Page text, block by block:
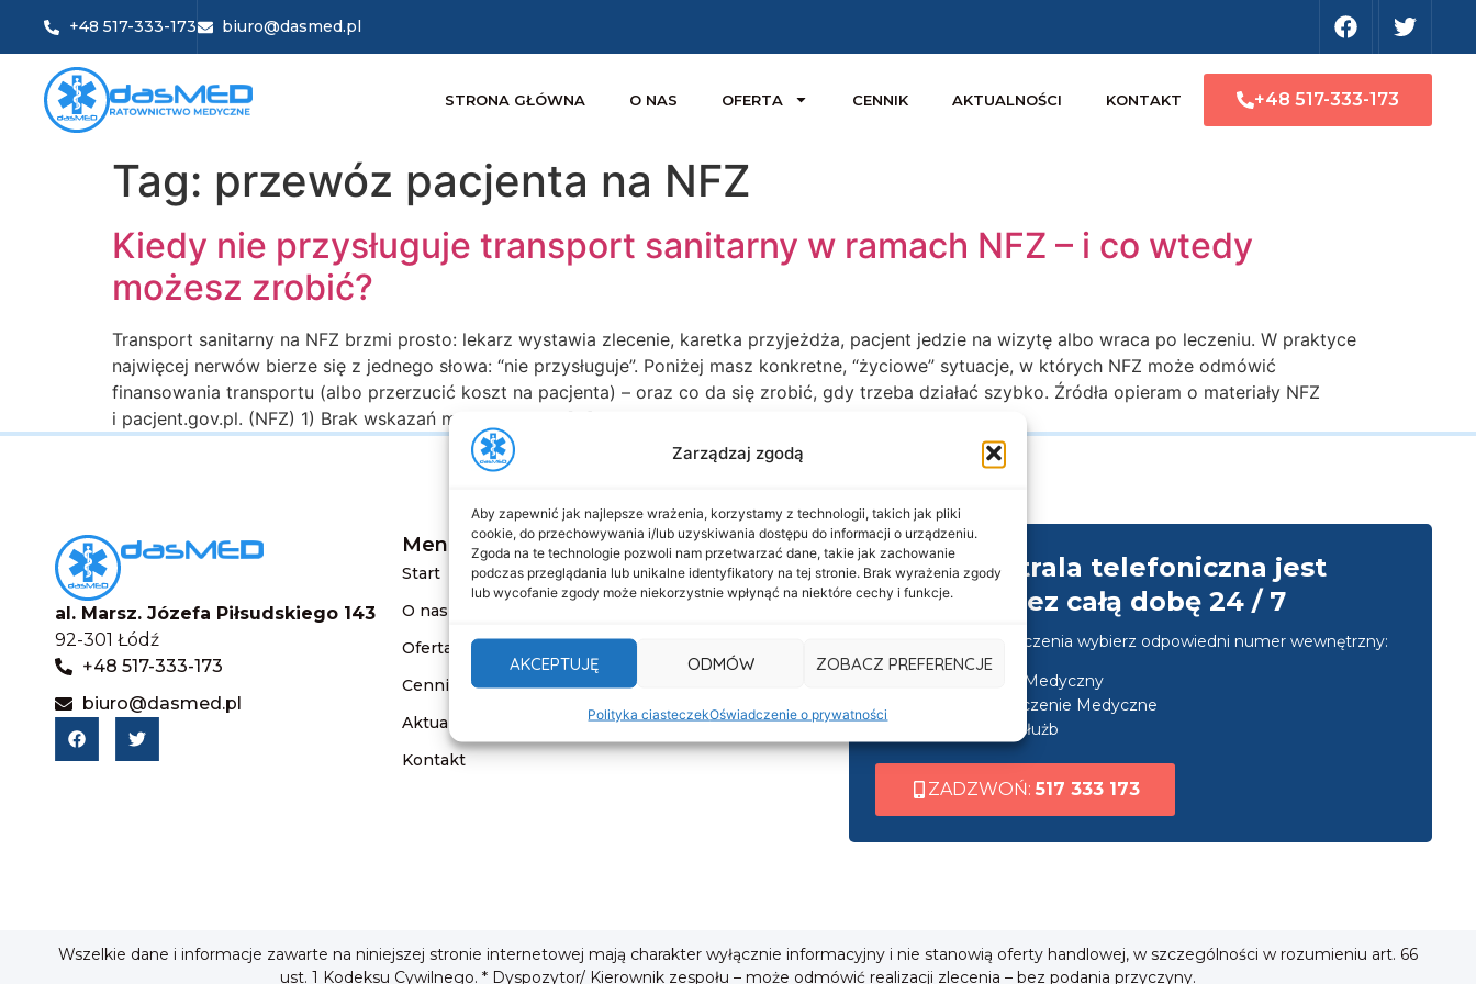
Zarządzaj zgodą
Aby zapewnić jak najlepsze wrażenia, korzystamy z technologii, takich jak pliki
cookie, do przechowywania i/lub uzyskiwania dostępu do informacji o urządzeniu.
Zgoda na te technologie pozwoli nam przetwarzać dane, takie jak zachowanie
podczas przeglądania lub unikalne identyfikatory na tej stronie. Brak wyrażenia zgody
lub wycofanie zgody może niekorzystnie wpłynąć na niektóre cechy i funkcje.
AKCEPTUJĘ ODMÓW ZOBACZ PREFERENCJE
Polityka ciasteczekOświadczenie o prywatności
+48 517-333-173 biuro@dasmed.pl
STRONA GŁÓWNA O NAS OFERTA CENNIK AKTUALNOŚCI KONTAKT +48 517-333-173
Tag: przewóz pacjenta na NFZ
Kiedy nie przysługuje transport sanitarny w ramach NFZ – i co wtedy
możesz zrobić?
Transport sanitarny na NFZ brzmi prosto: lekarz wystawia zlecenie, karetka przyjeżdża, pacjent jedzie na wizytę albo wraca po leczeniu. W praktyce
najwięcej nerwów bierze się z jednego słowa: “nie przysługuje”. Poniżej masz konkretne, “życiowe” sytuacje, w których NFZ może odmówić
finansowania transportu (albo przerzucić koszt na pacjenta) – oraz co da się zrobić, gdy trzeba działać szybko. Źródła opieram o materiały NFZ
i pacjent.gov.pl. (NFZ) 1) Brak wskazań medycznych – […]
al. Marsz. Józefa Piłsudskiego 143
92-301 Łódź
+48 517-333-173
biuro@dasmed.pl
Menu
Start
O nas
Oferta
Cennik
Aktualności
Kontakt
Informacje
Deklaracja dostępności
Polityka prywatności
Cookies
Nasza centrala telefoniczna jest
czynna przez całą dobę 24 / 7
Po nawiązaniu połączenia wybierz odpowiedni numer wewnętrzny:
wew. 1 ➜ Transport Medyczny
wew. 2 ➜ Zabezpieczenie Medyczne
wew. 3 ➜ Obsługa służb
ZADZWOŃ:517 333 173
Wszelkie dane i informacje zawarte na niniejszej stronie internetowej mają charakter wyłącznie informacyjny i nie stanowią oferty handlowej, w szczególności w rozumieniu art. 66
ust. 1 Kodeksu Cywilnego. * Dyspozytor/ Kierownik zespołu – może odmówić realizacji zlecenia – bez podania przyczyny.